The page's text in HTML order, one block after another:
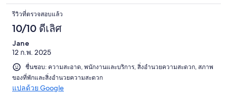
รีวิวที่ตรวจสอบแล้ว
10/10 ดีเลิศ
Jane
12 ก.พ. 2025
ชื่นชอบ: ความสะอาด, พนักงานและบริการ, สิ่งอำนวยความสะดวก, สภาพ
ของที่พักและสิ่งอำนวยความสะดวก
แปลด้วย Google